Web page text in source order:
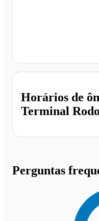
Horários de
Terminal
Perguntas